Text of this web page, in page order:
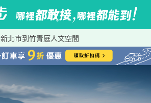
新北市到竹青庭人文空間